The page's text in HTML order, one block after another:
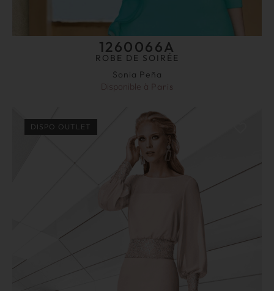
1260066A
ROBE DE SOIRÉE
Sonia Peña
Disponible à Paris
DISPO OUTLET